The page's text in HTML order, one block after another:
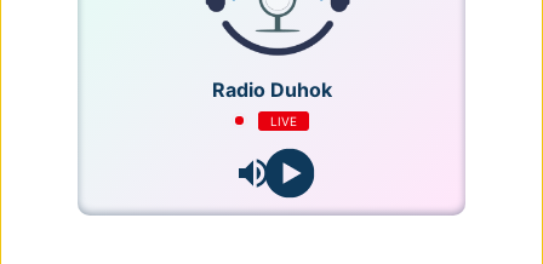
Radio Duhok
LIVE